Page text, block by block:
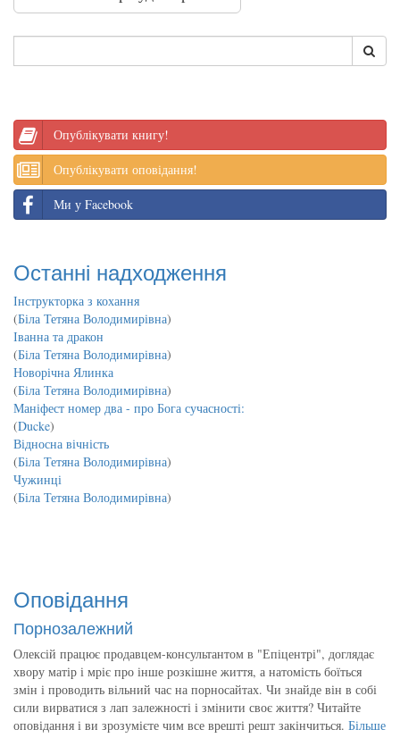
Опублікувати книгу!
Опублікувати оповідання!
Ми у Facebook
Останні надходження
Інструкторка з кохання
(Біла Тетяна Володимирівна)
Іванна та дракон
(Біла Тетяна Володимирівна)
Новорічна Ялинка
(Біла Тетяна Володимирівна)
Маніфест номер два - про Бога сучасності:
(Ducke)
Відносна вічність
(Біла Тетяна Володимирівна)
Чужинці
(Біла Тетяна Володимирівна)
Оповідання
Порнозалежний
Олексій працює продавцем-консультантом в "Епіцентрі", доглядає
хвору матір і мріє про інше розкішне життя, а натомість боїться
змін і проводить вільний час на порносайтах. Чи знайде він в собі
сили вирватися з лап залежності і змінити своє життя? Читайте
оповідання і ви зрозумієте чим все врешті решт закінчиться. Більше